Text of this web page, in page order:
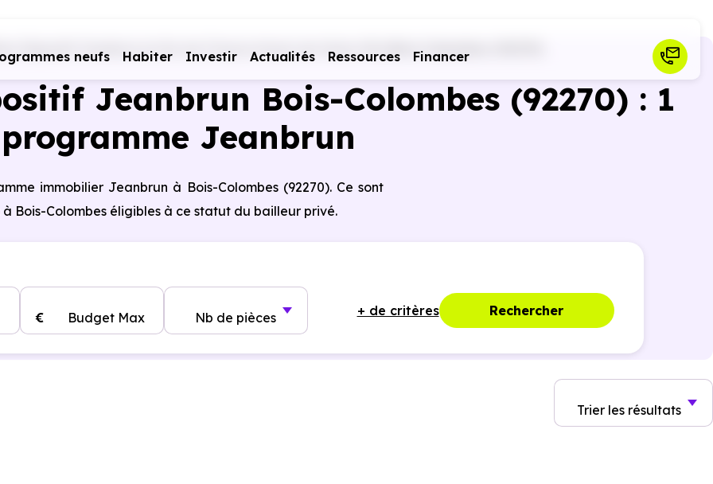
neufs Habiter Investir Actualités Ressources Financer
Dispositif Jeanbrun en Ile-de-France Hauts-de-Seine (92) Bois-Colombes (92270)
Jeanbrun Bois-Colombes (92270) : 1
programme Jeanbrun
immobilier Jeanbrun à Bois-Colombes (92270). Ce sont
Bois-Colombes éligibles à ce statut du bailleur privé.
Budget Max
€ Nb de pièces + de critères Rechercher
Trier les résultats